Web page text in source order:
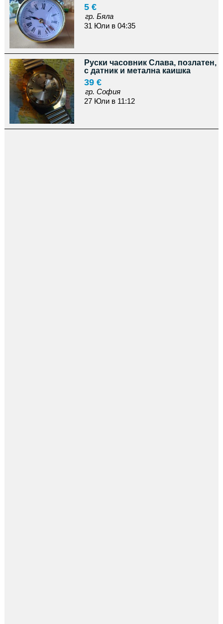
5 €
гр. Бяла
31 Юли в 04:35
Руски часовник Слава, позлатен,
с датник и метална каишка
39 €
гр. София
27 Юли в 11:12